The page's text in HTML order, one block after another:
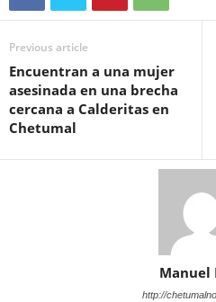
Previous article
Encuentran a una mujer
asesinada en una brecha
cercana a Calderitas en
Chetumal
Manuel
http://